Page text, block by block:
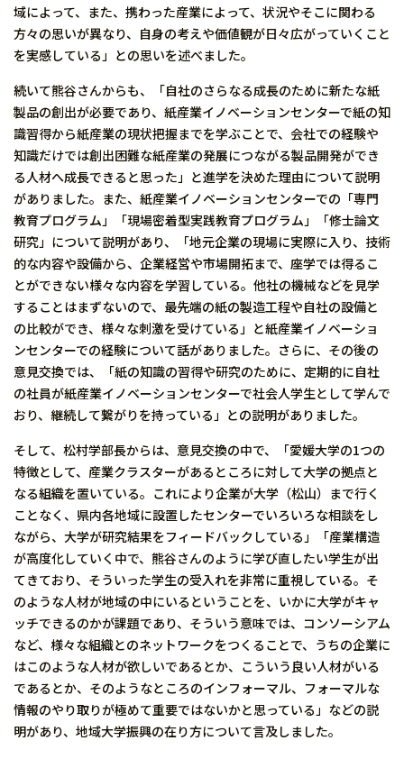
域によって、また、携わった産業によって、状況やそこに関わる
方々の思いが異なり、自身の考えや価値観が日々広がっていくこと
を実感している」との思いを述べました。
続いて熊谷さんからも、「自社のさらなる成長のために新たな紙
製品の創出が必要であり、紙産業イノベーションセンターで紙の知
識習得から紙産業の現状把握までを学ぶことで、会社での経験や
知識だけでは創出困難な紙産業の発展につながる製品開発ができ
る人材へ成長できると思った」と進学を決めた理由について説明
がありました。また、紙産業イノベーションセンターでの「専門
教育プログラム」「現場密着型実践教育プログラム」「修士論文
研究」について説明があり、「地元企業の現場に実際に入り、技術
的な内容や設備から、企業経営や市場開拓まで、座学では得るこ
とができない様々な内容を学習している。他社の機械などを見学
することはまずないので、最先端の紙の製造工程や自社の設備と
の比較ができ、様々な刺激を受けている」と紙産業イノベーショ
ンセンターでの経験について話がありました。さらに、その後の
意見交換では、「紙の知識の習得や研究のために、定期的に自社
の社員が紙産業イノベーションセンターで社会人学生として学んで
おり、継続して繋がりを持っている」との説明がありました。
そして、松村学部長からは、意見交換の中で、「愛媛大学の1つの
特徴として、産業クラスターがあるところに対して大学の拠点と
なる組織を置いている。これにより企業が大学（松山）まで行く
ことなく、県内各地域に設置したセンターでいろいろな相談をし
ながら、大学が研究結果をフィードバックしている」「産業構造
が高度化していく中で、熊谷さんのように学び直したい学生が出
てきており、そういった学生の受入れを非常に重視している。そ
のような人材が地域の中にいるということを、いかに大学がキャ
ッチできるのかが課題であり、そういう意味では、コンソーシアム
など、様々な組織とのネットワークをつくることで、うちの企業に
はこのような人材が欲しいであるとか、こういう良い人材がいる
であるとか、そのようなところのインフォーマル、フォーマルな
情報のやり取りが極めて重要ではないかと思っている」などの説
明があり、地域大学振興の在り方について言及しました。